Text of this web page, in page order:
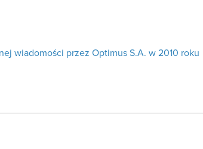
wiadomości przez Optimus S.A. w 2010 roku